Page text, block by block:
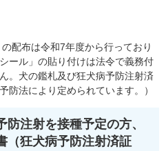
配布は令和7年度から行っており
ール」の貼り付けは法令で義務付
。犬の鑑札及び狂犬病予防注射済
防法により定められています。）
注射を接種予定の方、
（狂犬病予防注射済証